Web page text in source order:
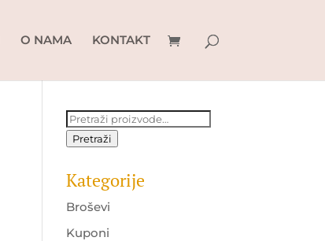
O NAMA KONTAKT
Pretraži:
Pretraži
Kategorije
Broševi
Kuponi